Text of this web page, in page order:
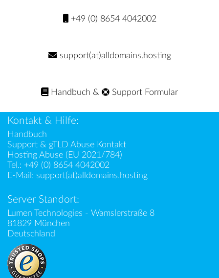
+49 (0) 8654 4042002
support(at)alldomains.hosting
Handbuch & Support Formular
Kontakt & Hilfe:
Handbuch
Support & gTLD Abuse Kontakt
Hosting Abuse (EU 2021/784)
Tel.: +49 (0) 8654 4042002
E-Mail: support(at)alldomains.hosting
Server Standort:
Lumen Technologies - Wamslerstraße 8
81829 München
Deutschland